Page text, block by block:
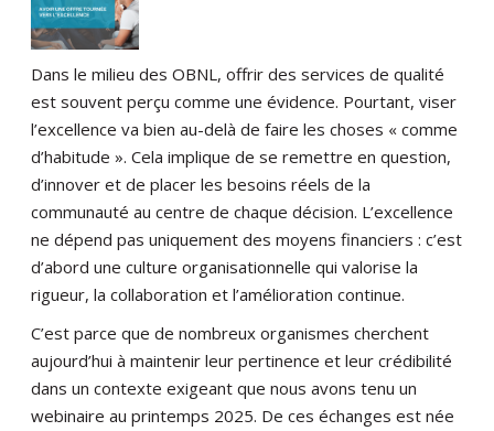
Dans le milieu des OBNL, offrir des services de qualité
est souvent perçu comme une évidence. Pourtant, viser
l’excellence va bien au-delà de faire les choses « comme
d’habitude ». Cela implique de se remettre en question,
d’innover et de placer les besoins réels de la
communauté au centre de chaque décision. L’excellence
ne dépend pas uniquement des moyens financiers : c’est
d’abord une culture organisationnelle qui valorise la
rigueur, la collaboration et l’amélioration continue.
C’est parce que de nombreux organismes cherchent
aujourd’hui à maintenir leur pertinence et leur crédibilité
dans un contexte exigeant que nous avons tenu un
webinaire au printemps 2025. De ces échanges est née